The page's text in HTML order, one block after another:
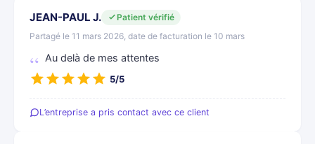
JEAN-PAUL J.
Patient vérifié
Partagé le 11 mars 2026, date de facturation le 10 mars
Au delà de mes attentes
5/5
L’entreprise a pris contact avec ce client